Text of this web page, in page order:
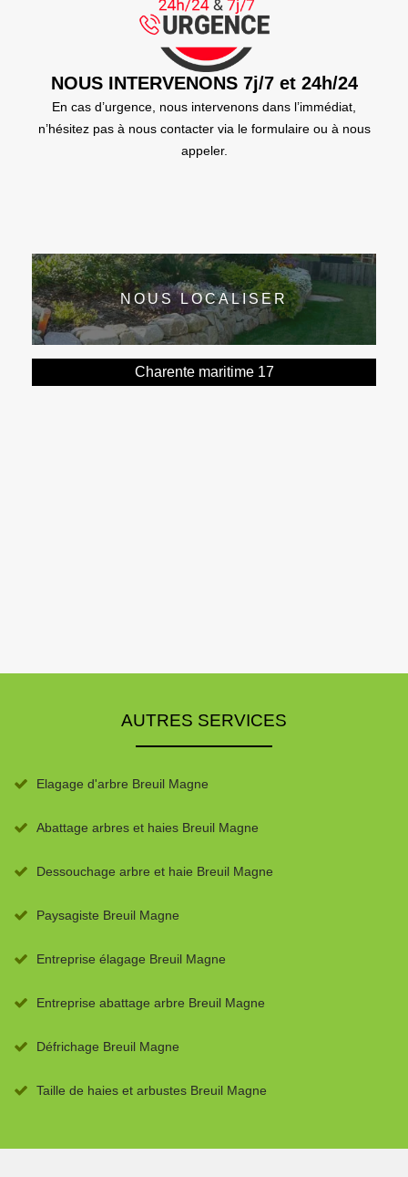
NOUS INTERVENONS 7j/7 et 24h/24
En cas d’urgence, nous intervenons dans l’immédiat,
n’hésitez pas à nous contacter via le formulaire ou à nous
appeler.
NOUS LOCALISER
Charente maritime 17
AUTRES SERVICES
Elagage d'arbre Breuil Magne
Abattage arbres et haies Breuil Magne
Dessouchage arbre et haie Breuil Magne
Paysagiste Breuil Magne
Entreprise élagage Breuil Magne
Entreprise abattage arbre Breuil Magne
Défrichage Breuil Magne
Taille de haies et arbustes Breuil Magne